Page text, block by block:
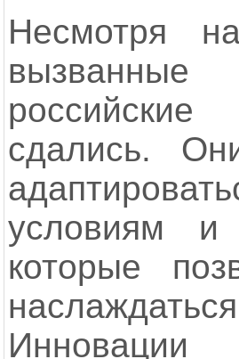
Несмотря
сдались.
условиям и
которые